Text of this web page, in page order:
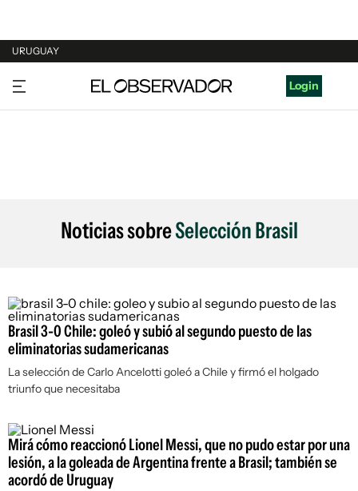
URUGUAY
URUGUAY
ARGENTINA
Login
Noticias sobreSelección Brasil
Brasil 3-0 Chile: goleó y subió al segundo puesto de las
eliminatorias sudamericanas
La selección de Carlo Ancelotti goleó a Chile y firmó el holgado
triunfo que necesitaba
Mirá cómo reaccionó Lionel Messi, que no pudo estar por una
lesión, a la goleada de Argentina frente a Brasil; también se
acordó de Uruguay